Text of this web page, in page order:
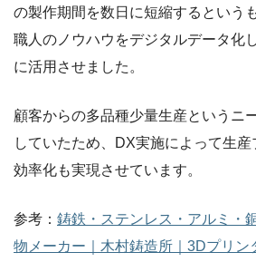
の製作期間を数日に短縮するという
職人のノウハウをデジタルデータ化
に活用させました。
顧客からの多品種少量生産というニ
していたため、DX実施によって生
効率化も実現させています。
参考： 鋳鉄・ステンレス・アルミ・
物メーカー｜木村鋳造所｜3Dプリン